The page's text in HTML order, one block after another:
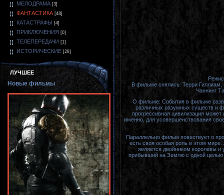
МЕЛОДРАМА [3]
ФАНТАСТИКА [48]
КАТАСТРАФЫ [4]
ПРИКЛЮЧЕНИЯ [0]
ТЕЛЕПЕРЕДАЧИ [1]
ИСТОРИЧЕСКИЕ [28]
ЛУЧШЕЕ
Новые фильмы
В фильме снялись: Терри
Чаннинг
О фильме: События в фильме
различных разумных существ и
прогрессивная цивилизация может
именно, для усовершенствования
Параллельно фильм повествует о
есть своя особая роль в этом
является двойником королевы и
прибывший на Землю с одной целью